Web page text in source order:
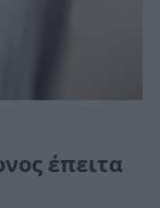
έπειτα